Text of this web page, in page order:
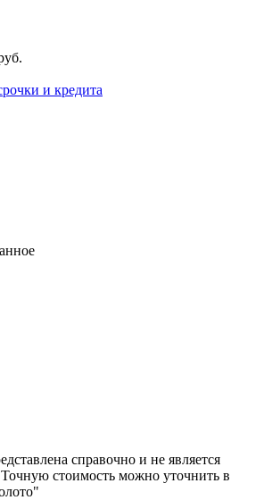
и кредита
справочно и не является
стоимость можно уточнить в